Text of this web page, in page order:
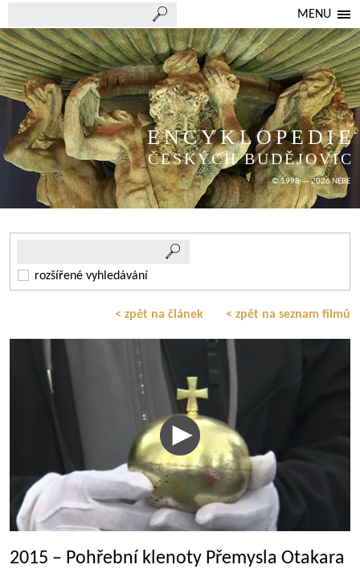
MENU
ENCYKLOPEDIE
ČESKÝCH BUDĚJOVIC
© 1998 — 2026 NEBE
rozšířené vyhledávání
< zpět na článek < zpět na seznam filmů
2015 – Pohřební klenoty Přemysla Otakara